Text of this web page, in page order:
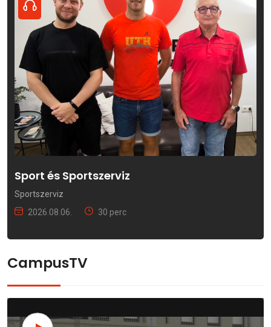
Sport és Sportszerviz
Sportszerviz
2026.08.06.
30 perc
CampusTV